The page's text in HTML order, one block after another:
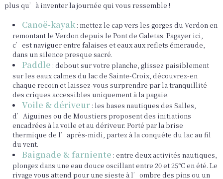
plus qu’à inventer la journée qui vous ressemble !
Canoë-kayak: mettez le cap vers les gorges du Verdon en
remontant le Verdon depuis le Pont de Galetas. Pagayer ici,
c’est naviguer entre falaises et eaux aux reflets émeraude,
dans un silence presque sacré.
Paddle : debout sur votre planche, glissez paisiblement
sur les eaux calmes du lac de Sainte-Croix, découvrez-en
chaque recoin et laissez-vous surprendre par la tranquillité
des criques accessibles uniquement à la pagaie.
Voile & dériveur: les bases nautiques des Salles,
d’Aiguines ou de Moustiers proposent des initiations
encadrées à la voile et au dériveur. Porté par la brise
thermique de l’après-midi, partez à la conquête du lac au fil
du vent.
Baignade & farniente : entre deux activités nautiques,
plongez dans une eau douce oscillant entre 20 et 25°C en été. Le
rivage vous attend pour une sieste à l’ombre des pins ou un